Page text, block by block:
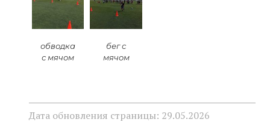
обводка
с мячом
бег с
мячом
Дата обновления страницы: 29.05.2026